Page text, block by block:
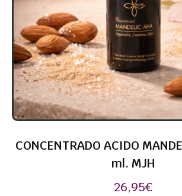
CONCENTRADO ACIDO
ml. MJH
26,95€